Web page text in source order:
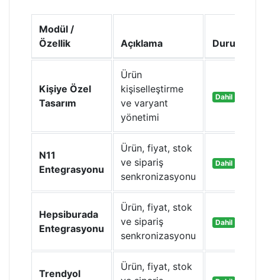
Modül /
Özellik
Açıklama Durum
Kişiye Özel
Tasarım
Ürün
kişiselleştirme
ve varyant
yönetimi
Dahil
N11
Entegrasyonu
Ürün, fiyat, stok
ve sipariş
senkronizasyonu
Dahil
Hepsiburada
Entegrasyonu
Ürün, fiyat, stok
ve sipariş
senkronizasyonu
Dahil
Trendyol
Ürün, fiyat, stok